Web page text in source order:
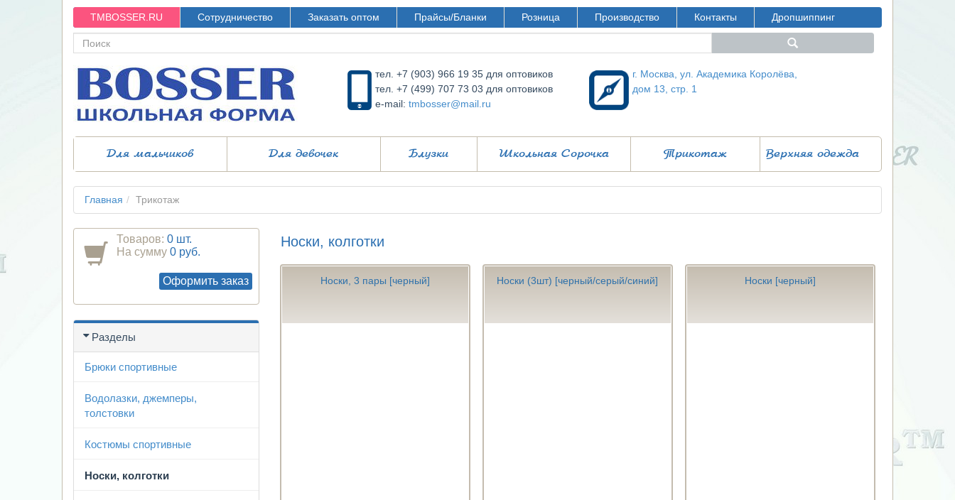
TMBOSSER.RU Сотрудничество Заказать оптом Прайсы/Бланки Розница Производство Контакты Дропшиппинг
тел. +7 (903) 966 19 35 для оптовиков
тел. +7 (499) 707 73 03 для оптовиков
e-mail: tmbosser@mail.ru
г. Москва, ул. Академика Королёва,
дом 13, стр. 1
Для мальчиков Для девочек Блузки Школьная Сорочка Трикотаж Верхняя одежда
Главная Трикотаж
Товаров: 0 шт.
На сумму 0 руб.
Оформить заказ
Разделы
Брюки спортивные
Водолазки, джемперы,
толстовки
Костюмы спортивные
Носки, колготки
Носки, колготки
Носки, 3 пары [черный] Носки (3шт) [черный/серый/синий] Носки [черный]